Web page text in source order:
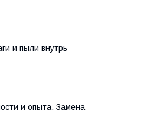
и пыли внутрь
и опыта. Замена